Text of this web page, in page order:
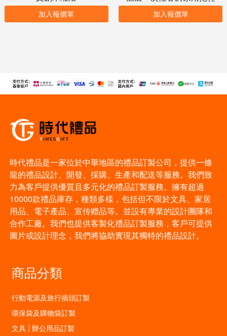
加入報價單 加入報價單
時代禮品是一家位於中華地區的禮品訂製公司，提供一條
龍的禮品設計、開發、採購、生產和配送等服務。我們致
力為客戶提供優質且多元化的禮品訂製服務。擁有超過
10000款禮品庫存，種類多樣，包括但不限於文具、家居
用品、電子產品、宣传赠品等。並設有專業的設計團隊和
合作工廠。我們也提供客製化禮品訂製服務，客戶可提供
圖片或設計理念，我們將協助實現其獨特的禮品設計。
商品分類
行動電源及旅行插頭訂製
環保袋及購物袋訂製
文具 | 辦公用品訂製